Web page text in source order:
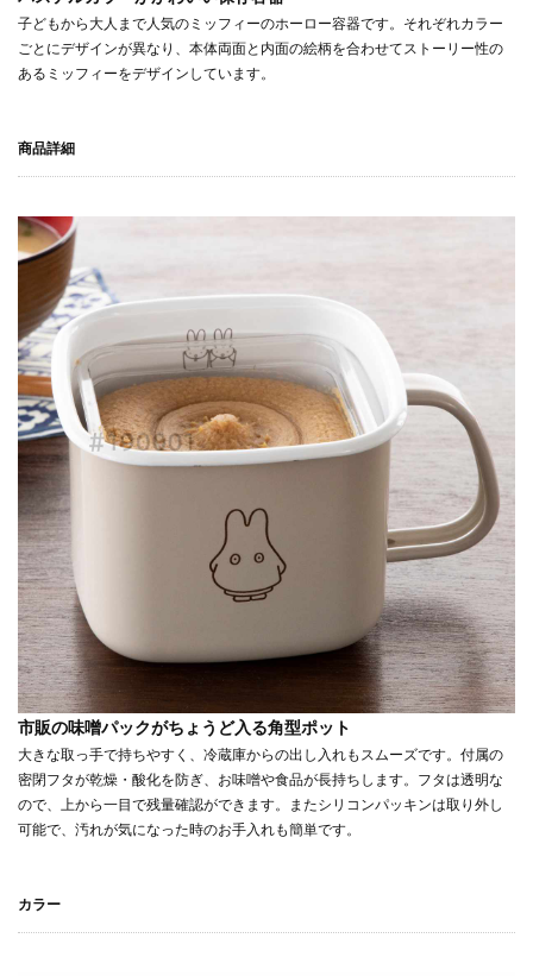
子どもから大人まで人気のミッフィーのホーロー容器です。それぞれカラー
ごとにデザインが異なり、本体両面と内面の絵柄を合わせてストーリー性の
あるミッフィーをデザインしています。
商品詳細
市販の味噌パックがちょうど入る角型ポット
大きな取っ手で持ちやすく、冷蔵庫からの出し入れもスムーズです。付属の
密閉フタが乾燥・酸化を防ぎ、お味噌や食品が長持ちします。フタは透明な
ので、上から一目で残量確認ができます。またシリコンパッキンは取り外し
可能で、汚れが気になった時のお手入れも簡単です。
カラー